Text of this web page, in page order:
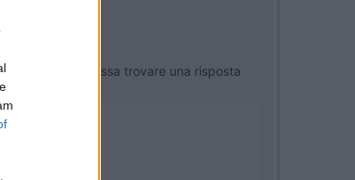
qualcuno possa trovare una risposta